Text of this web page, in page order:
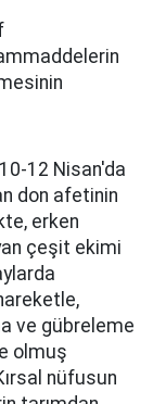
12 Nisan'da
don afetinin
erken
çeşit ekimi
ve gübreleme
olmuş
nüfusun